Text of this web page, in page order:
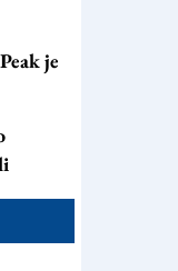
je